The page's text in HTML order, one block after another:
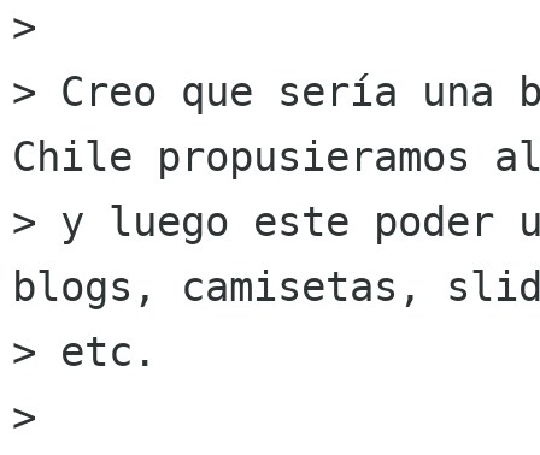
>
> Creo que sería una
Chile propusieramos
> y luego este poder
blogs, camisetas,
> etc.
>